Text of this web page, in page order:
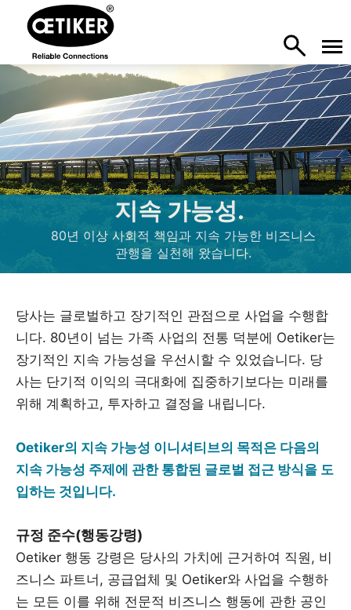
지속 가능성.
80년 이상 사회적 책임과 지속 가능한 비즈니스
관행을 실천해 왔습니다.
당사는 글로벌하고 장기적인 관점으로 사업을 수행합
니다. 80년이 넘는 가족 사업의 전통 덕분에 Oetiker는
장기적인 지속 가능성을 우선시할 수 있었습니다. 당
사는 단기적 이익의 극대화에 집중하기보다는 미래를
위해 계획하고, 투자하고 결정을 내립니다.
Oetiker의 지속 가능성 이니셔티브의 목적은 다음의
지속 가능성 주제에 관한 통합된 글로벌 접근 방식을 도
입하는 것입니다.
규정 준수(행동강령)
Oetiker 행동 강령은 당사의 가치에 근거하여 직원, 비
즈니스 파트너, 공급업체 및 Oetiker와 사업을 수행하
는 모든 이를 위해 전문적 비즈니스 행동에 관한 공인